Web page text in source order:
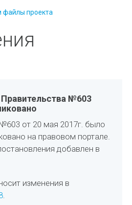
файлы проекта
№603
от 20 мая 2017г. было
на правовом портале.
добавлен в
изменения в
.